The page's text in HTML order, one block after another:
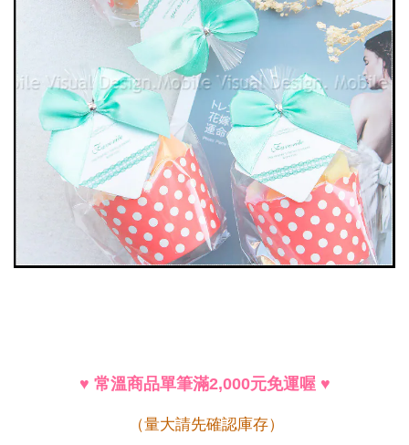
♥ 常溫商品單筆滿2,000元免運喔 ♥
（量大請先確認庫存）